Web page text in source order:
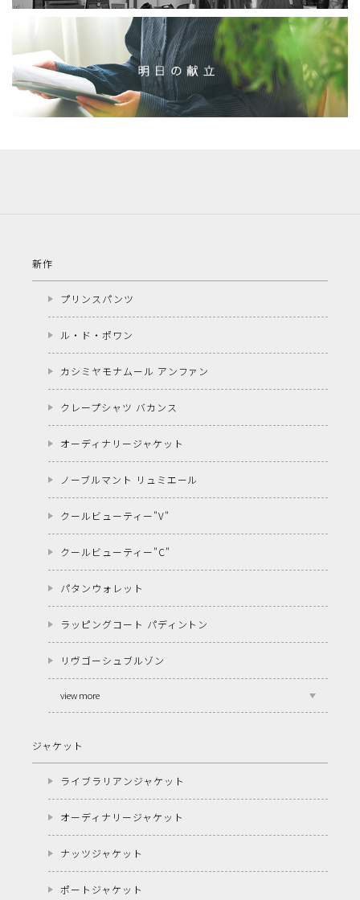
新作
プリンスパンツ
ル・ド・ポワン
カシミヤモナムール アンファン
クレープシャツ バカンス
オーディナリージャケット
ノーブルマント リュミエール
クールビューティー"V"
クールビューティー"C"
パタンウォレット
ラッピングコート パディントン
リヴゴーシュブルゾン
view more
ジャケット
ライブラリアンジャケット
オーディナリージャケット
ナッツジャケット
ポートジャケット